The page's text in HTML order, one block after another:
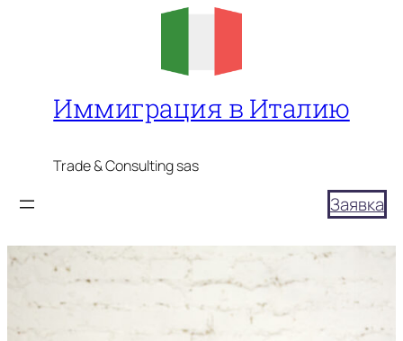
Иммиграция в Италию
Trade & Consulting sas
Заявка